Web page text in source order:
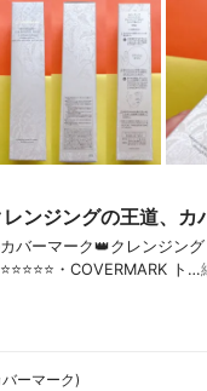
ンジングの王道、カ
バーマーク👑クレンジング
・COVERMARK ト…
ーマーク)